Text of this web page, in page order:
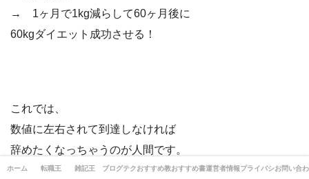
→ 1ヶ月で1kg減らして60ヶ月後に
60kgダイエット成功させる！
これでは、
数値に左右されて到達しなければ
辞めたくなっちゃうのが人間です。
ホーム 転職王 雑記王 ブログテクニック王
おすすめ教材王おすすめ書籍王運営者情報プライバシーポリシー
お問い合